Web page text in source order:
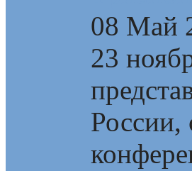
08 Май
23
России,